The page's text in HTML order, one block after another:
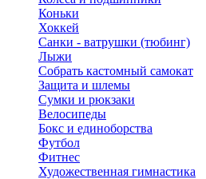
Коньки
Хоккей
Санки - ватрушки (тюбинг)
Лыжи
Собрать кастомный самокат
Защита и шлемы
Сумки и рюкзаки
Велосипеды
Бокс и единоборства
Футбол
Фитнес
Художественная гимнастика